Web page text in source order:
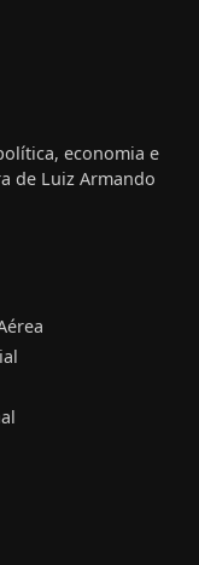
economia e
de Luiz Armando